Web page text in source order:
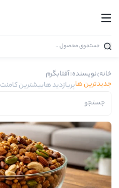
خانه نویسنده: آفتابگرم
جدیدترین هاپربازدید هابیشترین کامنت